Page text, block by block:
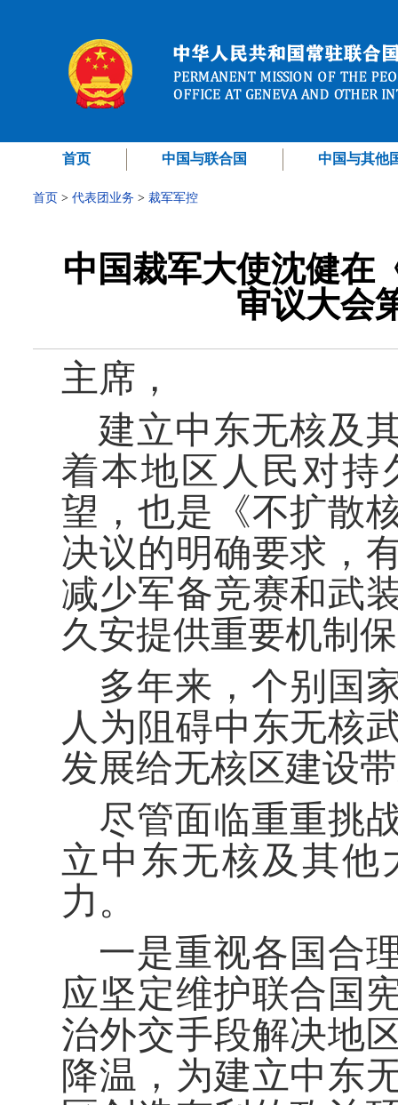
首页 中国与联合国 中国与其他
首页 > 代表团业务 > 裁军军控
中国裁军大使沈健在
审议大会
主席，
建立中东无核及
着本地区人民对持
望，也是《不扩散
决议的明确要求，
减少军备竞赛和武
久安提供重要机制
多年来，个别国
人为阻碍中东无核
发展给无核区建设
尽管面临重重挑
立中东无核及其他
力。
一是重视各国合
应坚定维护联合国
治外交手段解决地
降温，为建立中东